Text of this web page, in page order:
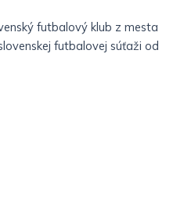
futbalový klub z mesta
futbalovej súťaži od